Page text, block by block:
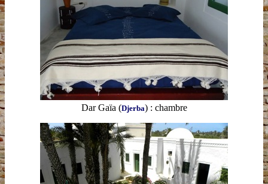
Dar Gaïa (Djerba) : chambre